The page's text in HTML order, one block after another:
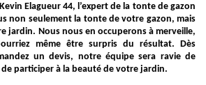
Elagueur 44, l’expert de la tonte de gazon
non seulement la tonte de votre gazon, mais
jardin. Nous nous en occuperons à merveille,
même être surpris du résultat. Dès
un devis, notre équipe sera ravie de
participer à la beauté de votre jardin.